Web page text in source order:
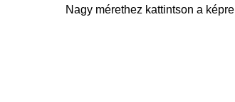
Nagy mérethez kattintson a képre